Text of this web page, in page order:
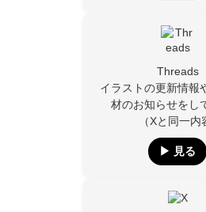
Threads
イラストの更新情報
材のお知らせをし
（Xと同一内
▶︎ 見る